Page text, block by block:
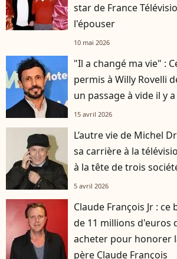
star de France
l'épouser
10 mai 2026
"Il a changé ma vie" :
permis à Willy Rovelli
un passage à vide il y
15 avril 2026
L’autre vie de Michel
sa carrière à la
à la tête de trois
5 avril 2026
Claude François Jr :
de 11 millions d'euros
acheter pour honorer
père Claude François